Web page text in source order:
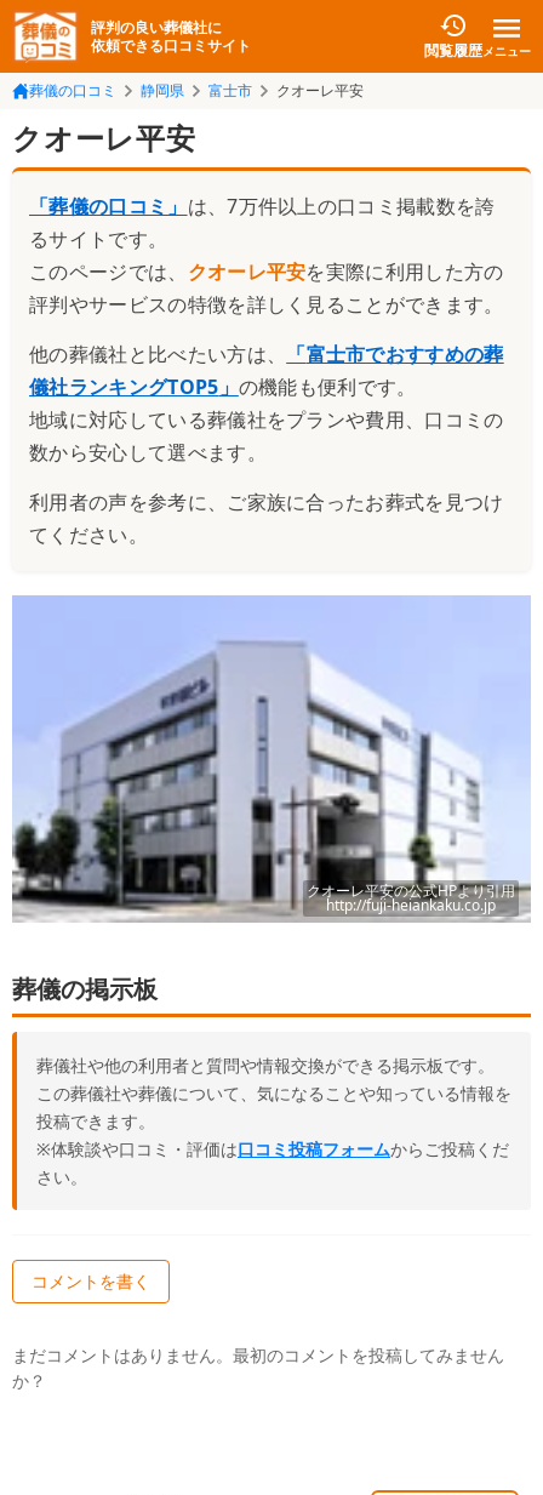
評判の良い葬儀社に
依頼できる口コミサイト
閲覧履歴メニュー
葬儀の口コミ 静岡県 富士市 クオーレ平安
クオーレ平安
「葬儀の口コミ」 は、7万件以上の口コミ掲載数を誇
るサイトです。
このページでは、 クオーレ平安を実際に利用した方の
評判やサービスの特徴を詳しく見ることができます。
他の葬儀社と比べたい方は、
「富士市でおすすめの葬
儀社ランキングTOP5 」 の機能も便利です。
地域に対応している葬儀社をプランや費用、口コミの
数から安心して選べます。
利用者の声を参考に、ご家族に合ったお葬式を見つけ
てください。
クオーレ平安の公式HPより引用
http://fuji-heiankaku.co.jp
葬儀の掲示板
葬儀社や他の利用者と質問や情報交換ができる掲示板です。
この葬儀社や葬儀について、気になることや知っている情報を
投稿できます。
※体験談や口コミ・評価は口コミ投稿フォームからご投稿くだ
さい。
コメントを書く
まだコメントはありません。最初のコメントを投稿してみません
か？